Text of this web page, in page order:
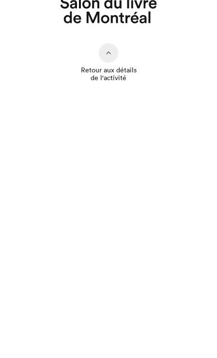
Retour aux détails
de l'activité